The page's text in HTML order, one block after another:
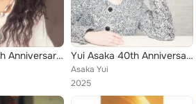
Crystals: 25th Anniversary Best (Warner Years) Yui Asaka 40th Anniversary Yui Selection 40 Years Four Seasons Playlist
Asaka Yui
2025